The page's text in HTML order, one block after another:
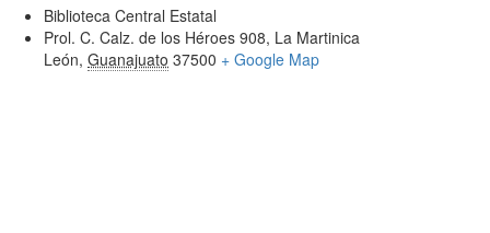
Biblioteca Central Estatal
Prol. C. Calz. de los Héroes 908, La Martinica
León, Guanajuato 37500 + Google Map